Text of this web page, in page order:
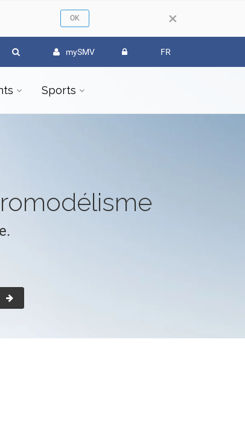
×
mySMV FR
Sports